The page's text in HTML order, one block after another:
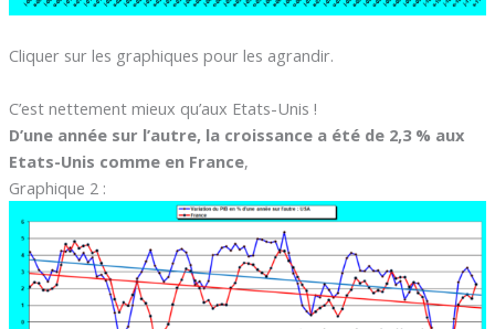
Cliquer sur les graphiques pour les agrandir.
C’est nettement mieux qu’aux Etats-Unis !
D’une année sur l’autre, la croissance a été de 2,3 % aux
Etats-Unis comme en France,
Graphique 2 :